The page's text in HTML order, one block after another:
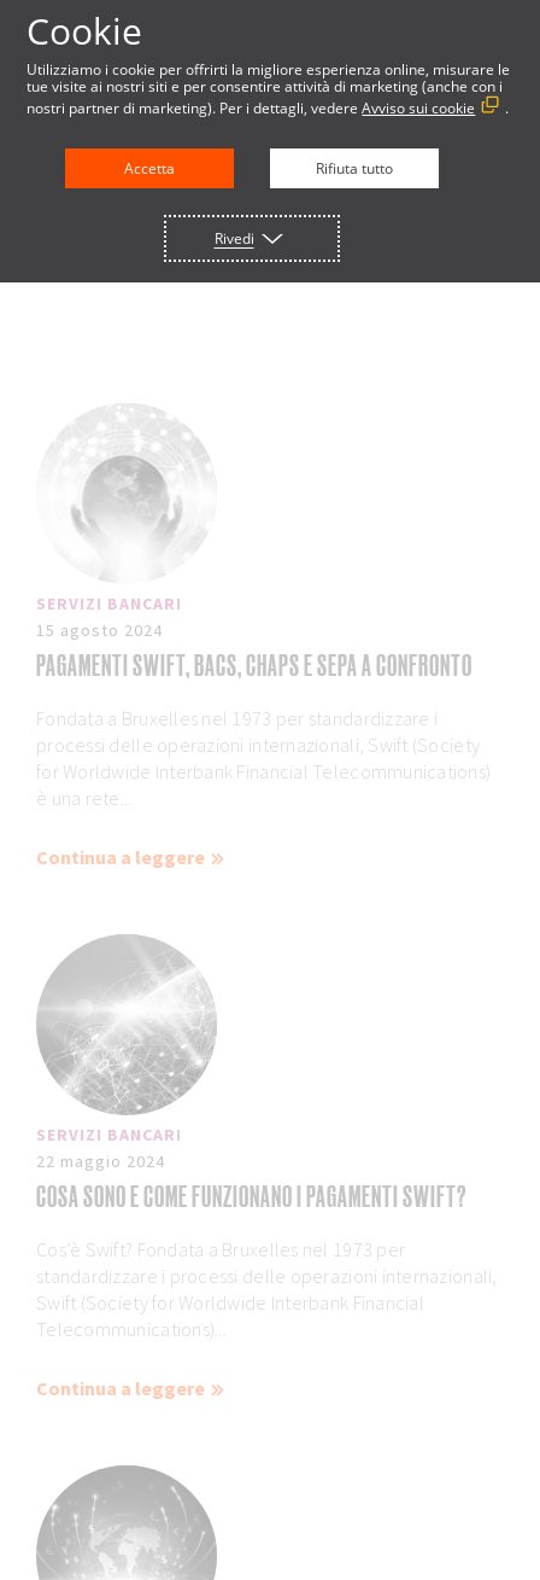
PAGAMENTI
TRANSFRONTALIERI
SERVIZI BANCARI
15 agosto 2024
PAGAMENTI SWIFT, BACS, CHAPS E SEPA A CONFRONTO
Fondata a Bruxelles nel 1973 per standardizzare i
processi delle operazioni internazionali, Swift (Society
for Worldwide Interbank Financial Telecommunications)
è una rete...
Continua a leggere
SERVIZI BANCARI
22 maggio 2024
COSA SONO E COME FUNZIONANO I PAGAMENTI SWIFT?
Cos’è Swift? Fondata a Bruxelles nel 1973 per
standardizzare i processi delle operazioni internazionali,
Swift (Society for Worldwide Interbank Financial
Telecommunications)...
Continua a leggere
Cookie
Utilizziamo i cookie per offrirti la migliore esperienza online, misurare le
tue visite ai nostri siti e per consentire attività di marketing (anche con i
nostri partner di marketing). Per i dettagli, vedereAvviso sui cookie .
Accetta Rifiuta tutto
Rivedi